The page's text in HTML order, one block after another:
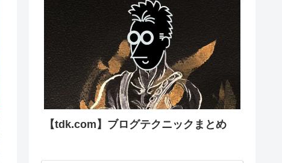
【tdk.com】ブログテクニックまとめ